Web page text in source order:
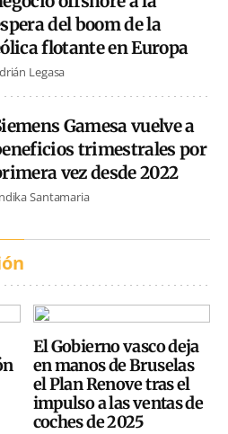
del boom de la
flotante en Europa
Legasa
Gamesa vuelve a
trimestrales por
vez desde 2022
Santamaria
El Gobierno vasco deja
en manos de Bruselas
el Plan Renove tras el
impulso a las ventas de
coches de 2025